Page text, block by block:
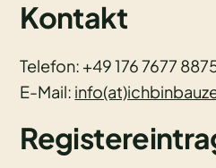
Kontakt
Telefon: +49 176 7677
E-Mail: